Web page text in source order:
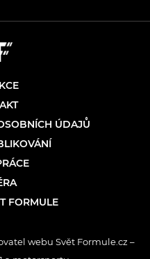
ÚDAJŮ
FORMULE
webu Svět Formule.cz –